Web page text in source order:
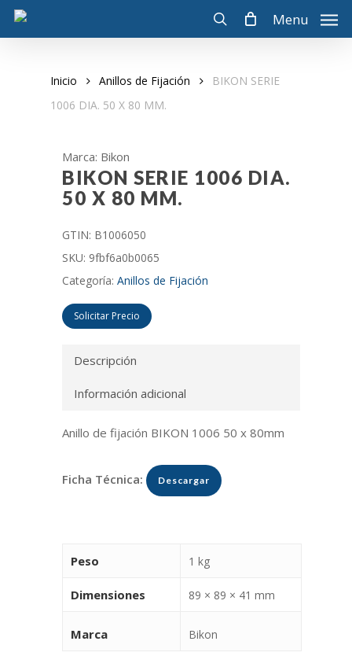
Skip
search
Menu
Inicio Anillos de Fijación
BIKON SERIE
1006 DIA. 50 X 80 MM.
Marca: Bikon
BIKON SERIE 1006 DIA.
50 X 80 MM.
GTIN: B1006050
SKU: 9fbf6a0b0065
Categoría: Anillos de Fijación
Solicitar Precio
Descripción
Información adicional
Anillo de fijación BIKON 1006 50 x 80mm
Ficha Técnica: Descargar
Peso 1 kg
Dimensiones 89 × 89 × 41 mm
Marca Bikon